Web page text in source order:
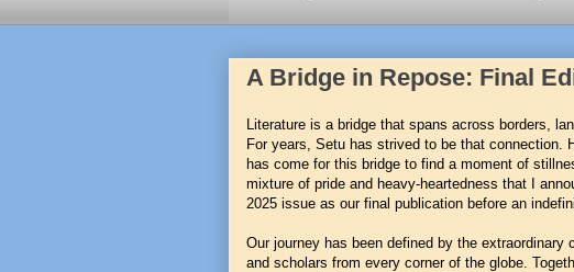
A Bridge in Repose: Final
Literature is a bridge that spans across borders,
For years, Setu has strived to be that connection.
has come for this bridge to find a moment of
mixture of pride and heavy-heartedness that I
2025 issue as our final publication before an
Our journey has been defined by the extraordinary
and scholars from every corner of the globe.